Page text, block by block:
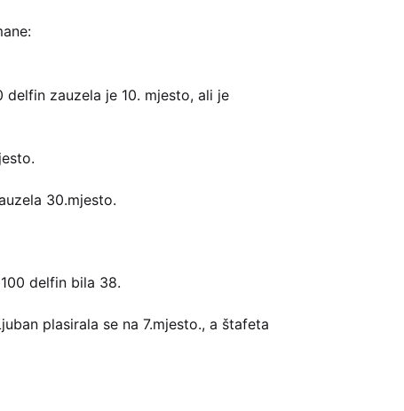
zauzela je 10. mjesto, ali je
30.mjesto.
delfin bila 38.
plasirala se na 7.mjesto., a štafeta